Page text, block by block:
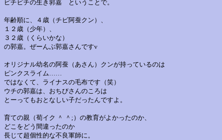
ピチピチの生き郭嘉 ということで。
年齢順に、４歳（チビ阿蚕クン）、
１２歳（少年）、
３２歳（くらいかな）
の郭嘉。ぜーんぶ郭嘉さんですv
オリジナル幼名の阿蚕（あさん）クンが持っているのは
ピンクスライム……
ではなくて、ライナスの毛布です（笑）
ウチの郭嘉は、おちびさんのころは
とーってもおとなしい子だったんですよ。
育ての親（荀イク ＾ ＾;）の教育がよかったのか、
どこをどう間違ったのか
長じて超個性的な不良軍師に。